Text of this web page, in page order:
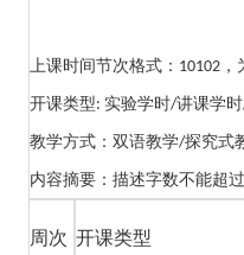
上课时间节次格式： 10102，
开课类型: 实验学时/讲课学时
教学方式：双语教学/探究式
内容摘要：描述字数不能超过
周次 开课类型